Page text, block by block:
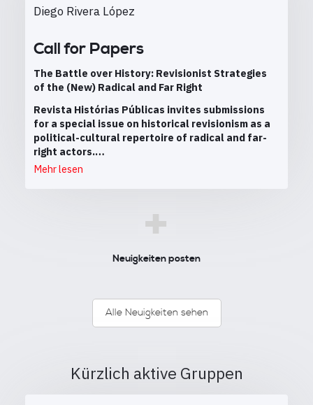
Diego Rivera López
Call for Papers
The Battle over History: Revisionist Strategies
of the (New) Radical and Far Right
Revista Histórias Públicas invites submissions
for a special issue on historical revisionism as a
political-cultural repertoire of radical and far-
right actors.…
Mehr lesen
+
Neuigkeiten posten
Alle Neuigkeiten sehen
Kürzlich aktive Gruppen